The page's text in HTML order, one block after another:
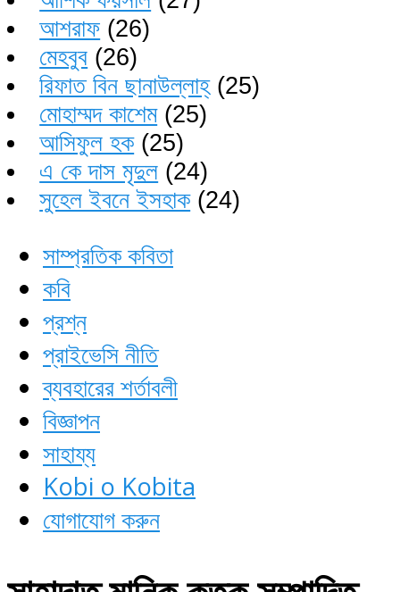
আশরাফ (26)
মেহবুব (26)
রিফাত বিন ছানাউল্লাহ্(25)
মোহাম্মদ কাশেম(25)
আসিফুল হক(25)
এ কে দাস মৃদুল (24)
সুহেল ইবনে ইসহাক(24)
সাম্প্রতিক কবিতা
কবি
প্রশ্ন
প্রাইভেসি নীতি
ব্যবহারের শর্তাবলী
বিজ্ঞাপন
সাহায্য
Kobi o Kobita
যোগাযোগ করুন